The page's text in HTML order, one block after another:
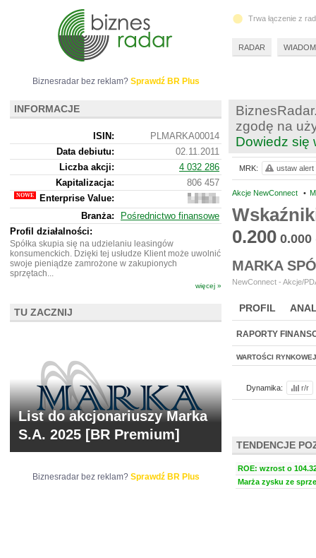
zgodę na
Dowiedz się
Akcje NewConnect •
0.200 0.000
MARKA
NewConnect - Akcje/
PROFIL
BR LAB
RAPORTY
WARTOŚCI RYNKOWEJ
Dynamika: r/r
TENDENCJE
ROE: wzrost o
Marża zysku ze
MRK: ustaw alert
Biznesradar bez reklam? Sprawdź BR Plus
INFORMACJE
ISIN:
PLMARKA00014
Data debiutu:
02.11.2011
Liczba akcji:
4 032 286
Kapitalizacja:
806 457
Enterprise Value:
757
457
Branża:
Pośrednictwo finansowe
Profil działalności:
Spółka skupia się na udzielaniu leasingów
konsumenckich. Dzięki tej usłudze Klient może uwolnić
swoje pieniądze zamrożone w zakupionych
sprzętach...
więcej »
TU ZACZNIJ
List do akcjonariuszy Marka
S.A. 2025 [BR Premium]
Biznesradar bez reklam? Sprawdź BR Plus
Trwa łączenie z
RADAR